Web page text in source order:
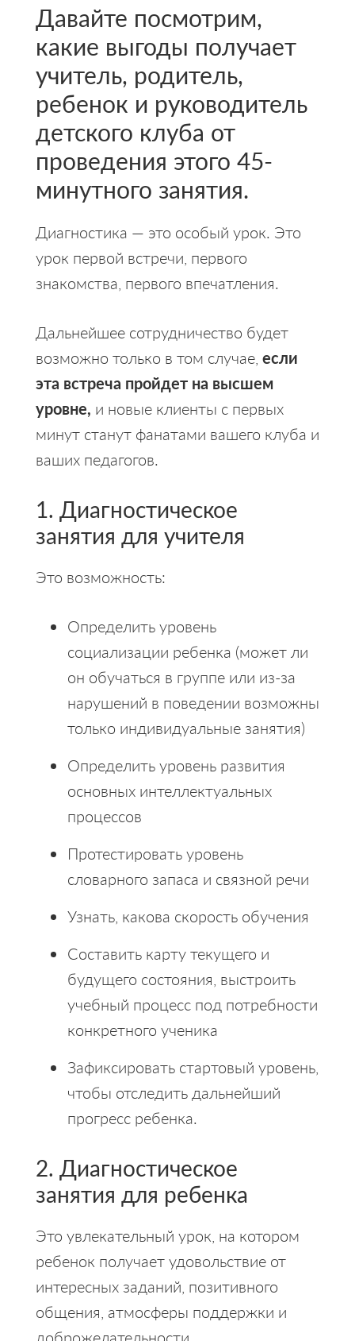
Давайте посмотрим,
какие выгоды получает
учитель, родитель,
ребенок и руководитель
детского клуба от
проведения этого 45-
минутного занятия.
Диагностика — это особый урок. Это
урок первой встречи, первого
знакомства, первого впечатления.
Дальнейшее сотрудничество будет
возможно только в том случае, если
эта встреча пройдет на высшем
уровне, и новые клиенты с первых
минут станут фанатами вашего клуба и
ваших педагогов.
1. Диагностическое
занятия для учителя
Это возможность:
Определить уровень
социализации ребенка (может ли
он обучаться в группе или из-за
нарушений в поведении возможны
только индивидуальные занятия)
Определить уровень развития
основных интеллектуальных
процессов
Протестировать уровень
словарного запаса и связной речи
Узнать, какова скорость обучения
Составить карту текущего и
будущего состояния, выстроить
учебный процесс под потребности
конкретного ученика
Зафиксировать стартовый уровень,
чтобы отследить дальнейший
прогресс ребенка.
2. Диагностическое
занятия для ребенка
Это увлекательный урок, на котором
ребенок получает удовольствие от
интересных заданий, позитивного
общения, атмосферы поддержки и